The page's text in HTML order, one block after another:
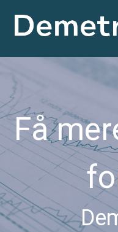
Få